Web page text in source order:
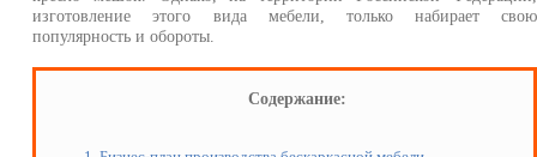
изготовление этого вида мебели, только набирает свою
популярность и обороты.
Содержание: